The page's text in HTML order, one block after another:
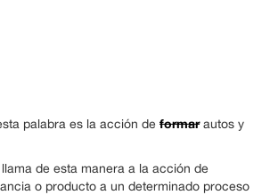
palabra es la acción de formarautos y
de esta manera a la acción de
o producto a un determinado proceso